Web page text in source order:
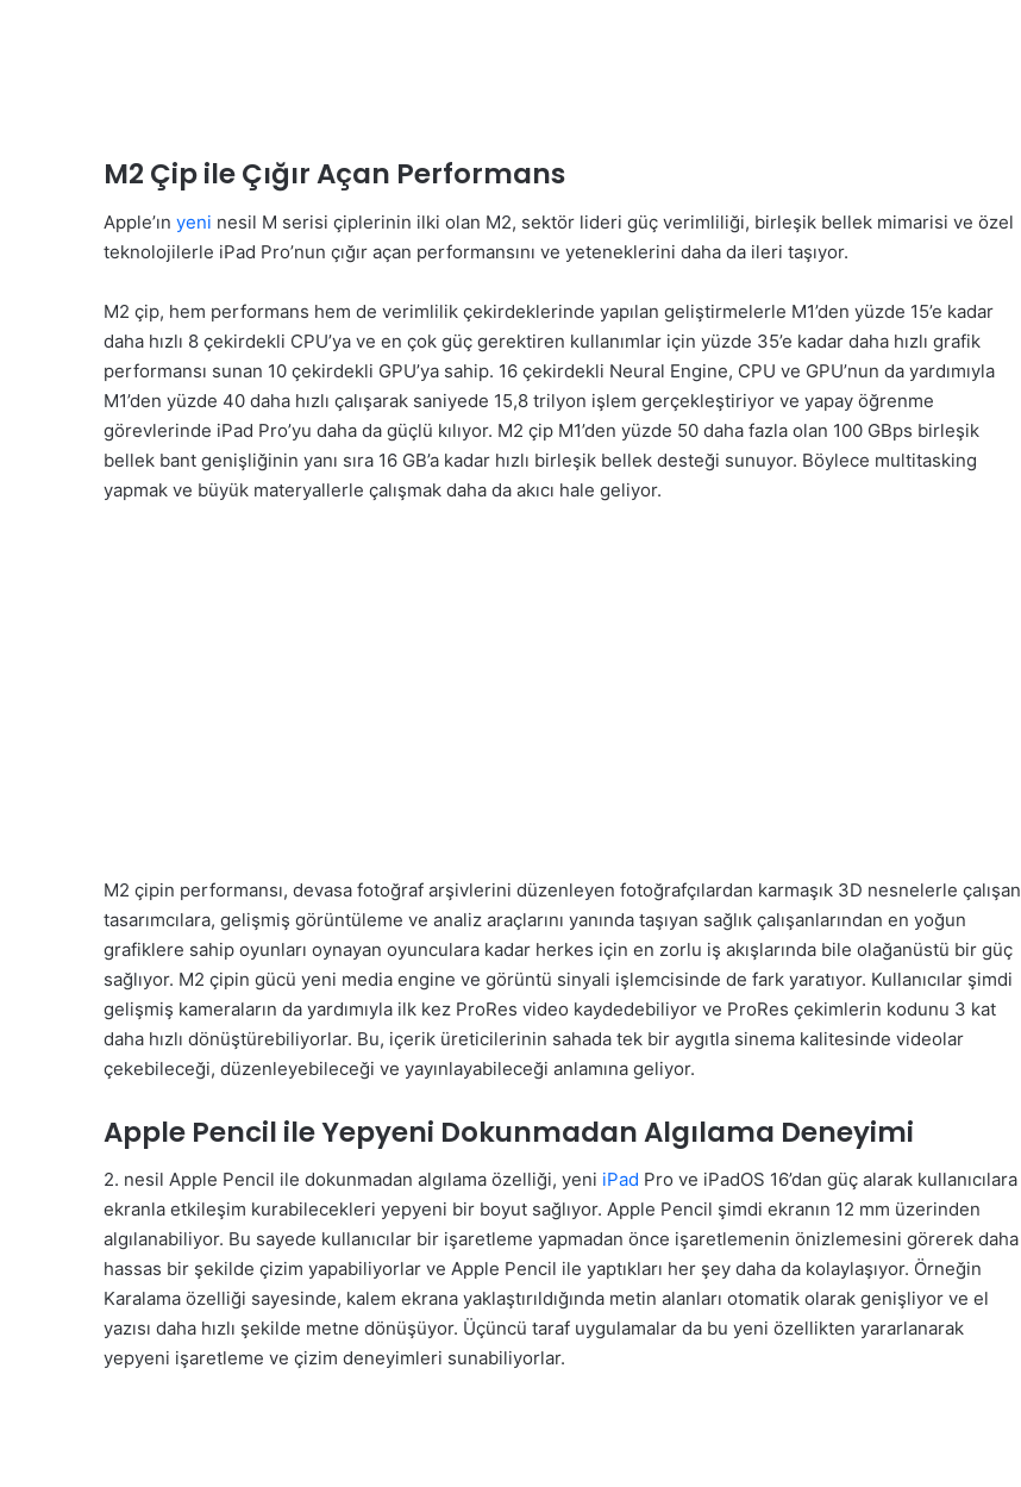
M2 Çip ile Çığır Açan Performans
Apple’ın yeni nesil M serisi çiplerinin ilki olan M2, sektör lideri güç verimliliği, birleşik bellek mimarisi ve özel
teknolojilerle iPad Pro’nun çığır açan performansını ve yeteneklerini daha da ileri taşıyor.
M2 çip, hem performans hem de verimlilik çekirdeklerinde yapılan geliştirmelerle M1’den yüzde 15’e kadar
daha hızlı 8 çekirdekli CPU’ya ve en çok güç gerektiren kullanımlar için yüzde 35’e kadar daha hızlı grafik
performansı sunan 10 çekirdekli GPU’ya sahip. 16 çekirdekli Neural Engine, CPU ve GPU’nun da yardımıyla
M1’den yüzde 40 daha hızlı çalışarak saniyede 15,8 trilyon işlem gerçekleştiriyor ve yapay öğrenme
görevlerinde iPad Pro’yu daha da güçlü kılıyor. M2 çip M1’den yüzde 50 daha fazla olan 100 GBps birleşik
bellek bant genişliğinin yanı sıra 16 GB’a kadar hızlı birleşik bellek desteği sunuyor. Böylece multitasking
yapmak ve büyük materyallerle çalışmak daha da akıcı hale geliyor.
M2 çipin performansı, devasa fotoğraf arşivlerini düzenleyen fotoğrafçılardan karmaşık 3D nesnelerle çalışan
tasarımcılara, gelişmiş görüntüleme ve analiz araçlarını yanında taşıyan sağlık çalışanlarından en yoğun
grafiklere sahip oyunları oynayan oyunculara kadar herkes için en zorlu iş akışlarında bile olağanüstü bir güç
sağlıyor. M2 çipin gücü yeni media engine ve görüntü sinyali işlemcisinde de fark yaratıyor. Kullanıcılar şimdi
gelişmiş kameraların da yardımıyla ilk kez ProRes video kaydedebiliyor ve ProRes çekimlerin kodunu 3 kat
daha hızlı dönüştürebiliyorlar. Bu, içerik üreticilerinin sahada tek bir aygıtla sinema kalitesinde videolar
çekebileceği, düzenleyebileceği ve yayınlayabileceği anlamına geliyor.
Apple Pencil ile Yepyeni Dokunmadan Algılama Deneyimi
2. nesil Apple Pencil ile dokunmadan algılama özelliği, yeni iPad Pro ve iPadOS 16’dan güç alarak kullanıcılara
ekranla etkileşim kurabilecekleri yepyeni bir boyut sağlıyor. Apple Pencil şimdi ekranın 12 mm üzerinden
algılanabiliyor. Bu sayede kullanıcılar bir işaretleme yapmadan önce işaretlemenin önizlemesini görerek daha
hassas bir şekilde çizim yapabiliyorlar ve Apple Pencil ile yaptıkları her şey daha da kolaylaşıyor. Örneğin
Karalama özelliği sayesinde, kalem ekrana yaklaştırıldığında metin alanları otomatik olarak genişliyor ve el
yazısı daha hızlı şekilde metne dönüşüyor. Üçüncü taraf uygulamalar da bu yeni özellikten yararlanarak
yepyeni işaretleme ve çizim deneyimleri sunabiliyorlar.